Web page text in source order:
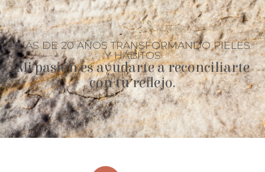
MÁS DE 20 AÑOS TRANSFORMANDO PIELES
Y HÁBITOS
Mi pasión es ayudarte a reconciliarte
con tu reflejo.